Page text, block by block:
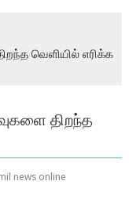
வெளியில் எரிக்க
திறந்த
news online